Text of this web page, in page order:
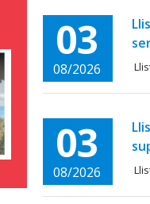
03
08/2026
03
08/2026